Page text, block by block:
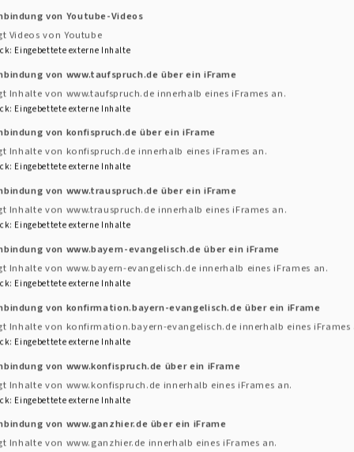
Fahrrad
Kirchentouren
Einladung mit dem Fahrrad oder mit dem
anderen, losradeln, in coolen Kirchen eine
werden und sich mit einem Snack für die
von Youtube-Videos
Videos von Youtube
: Eingebettete externe Inhalte
von www.taufspruch.de über ein iFrame
Inhalte von www.taufspruch.de innerhalb eines iFrames an.
: Eingebettete externe Inhalte
von konfispruch.de über ein iFrame
Inhalte von konfispruch.de innerhalb eines iFrames an.
: Eingebettete externe Inhalte
von www.trauspruch.de über ein iFrame
Inhalte von www.trauspruch.de innerhalb eines iFrames an.
: Eingebettete externe Inhalte
von www.bayern-evangelisch.de über ein iFrame
Inhalte von www.bayern-evangelisch.de innerhalb eines iFrames an.
: Eingebettete externe Inhalte
von konfirmation.bayern-evangelisch.de über ein iFrame
Inhalte von konfirmation.bayern-evangelisch.de innerhalb eines iFrames
: Eingebettete externe Inhalte
von www.konfispruch.de über ein iFrame
Inhalte von www.konfispruch.de innerhalb eines iFrames an.
: Eingebettete externe Inhalte
von www.ganzhier.de über ein iFrame
Inhalte von www.ganzhier.de innerhalb eines iFrames an.